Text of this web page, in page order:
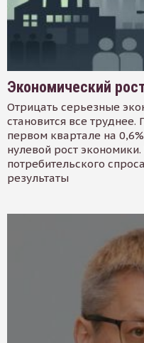
Экономический
Отрицать серьезные
становится все
первом квартале на
нулевой рост
потребительского
результаты